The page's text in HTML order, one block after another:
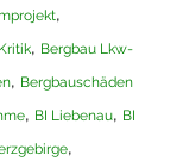
,
, Bergbau Lkw-
, Bergbauschäden
, BI Liebenau, BI
,